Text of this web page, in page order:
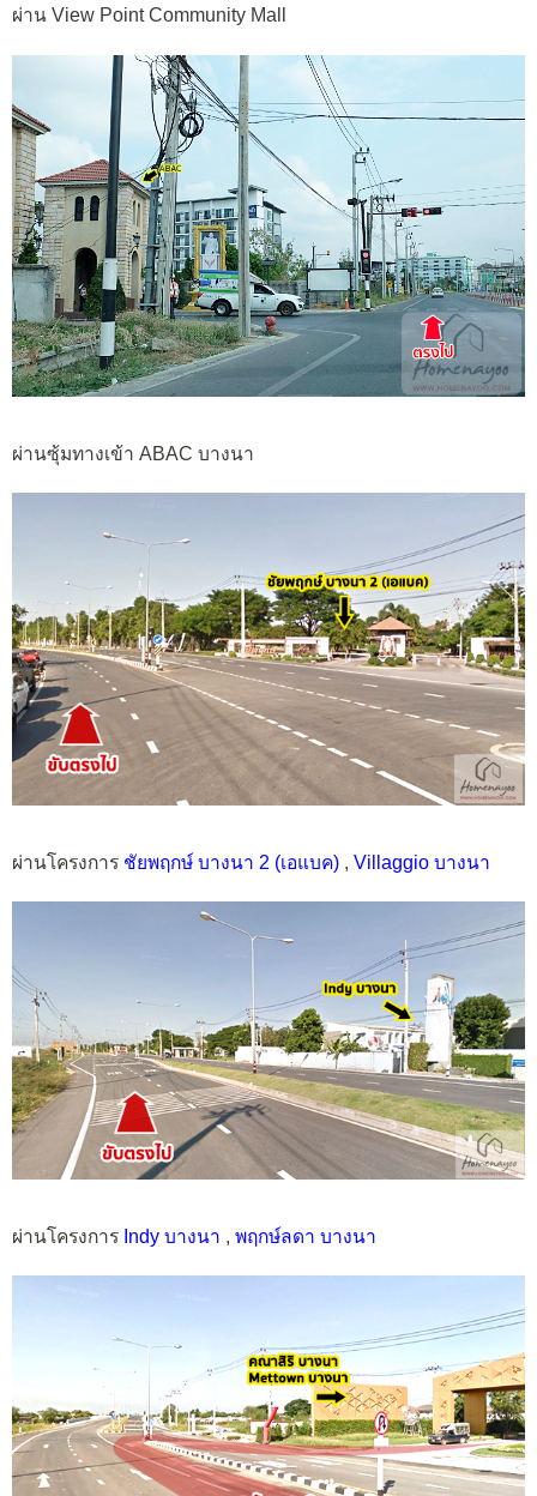
ผ่าน View Point Community Mall
ผ่านซุ้มทางเข้า ABAC บางนา
ผ่านโครงการ ชัยพฤกษ์ บางนา 2 (เอแบค) , Villaggio บางนา
ผ่านโครงการ Indy บางนา , พฤกษ์ลดา บางนา